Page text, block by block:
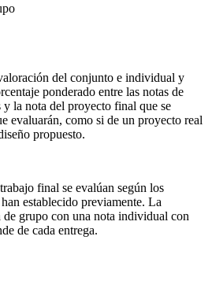
del conjunto e individual y
ponderado entre las notas de
y la nota del proyecto final que se
evaluarán, como si de un proyecto real
propuesto.
final se evalúan según los
establecido previamente. La
grupo con una nota individual con
de cada entrega.